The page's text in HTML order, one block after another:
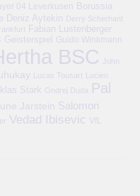
04 Leverkusen
Borussia
Deniz Aytekin Derry Scherhant
Fabian Lustenberger
Geisterspiel Guido Winkmann
BSC
John
Lucas Tousart Lucien
Stark Ondrej Duda Pal
Jarstein Salomon
Vedad Ibisevic
VfL